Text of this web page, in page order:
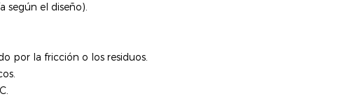
según el diseño).
por la fricción o los residuos.